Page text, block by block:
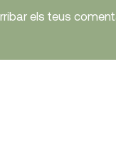
els teus